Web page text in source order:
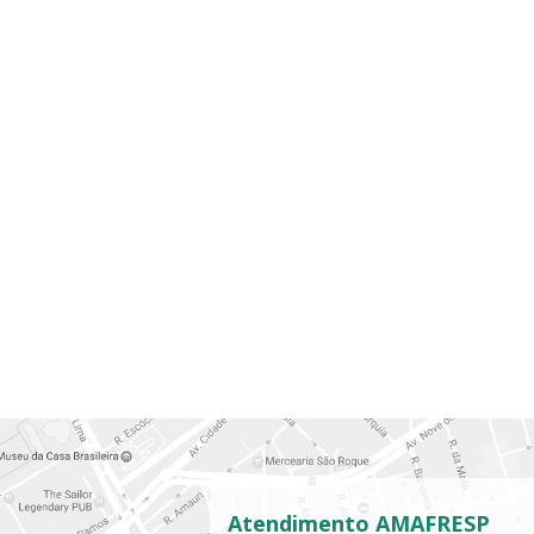
Atendimento AMAFRESP